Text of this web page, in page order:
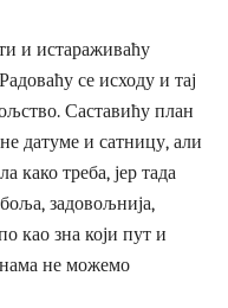
и истараживаћу
се исходу и тај
Саставићу план
датуме и сатницу, али
како треба, јер тада
задовољнија,
као зна који пут и
нама не можемо